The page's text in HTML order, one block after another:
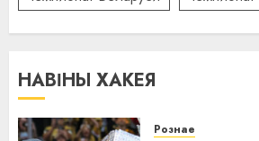
НАВІНЫ ХАКЕЯ
Рознае